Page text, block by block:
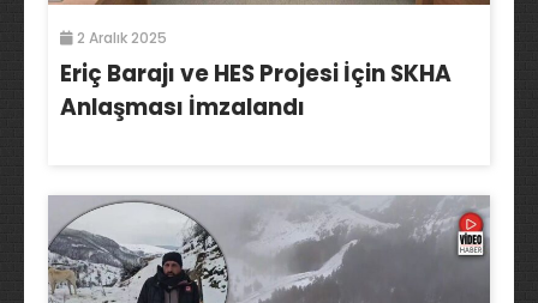
2 Aralık 2025
Eriç Barajı ve HES Projesi İçin SKHA
Anlaşması İmzalandı